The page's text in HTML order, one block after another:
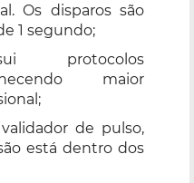
Os disparos são
1 segundo;
protocolos
maior
de pulso,
está dentro dos